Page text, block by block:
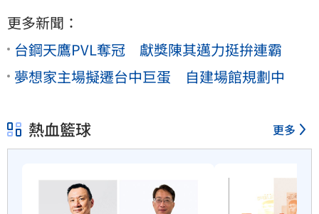
更多新聞：
台鋼天鷹PVL奪冠 獻獎陳其邁力挺拚連霸
夢想家主場擬遷台中巨蛋 自建場館規劃中
熱血籃球 更多